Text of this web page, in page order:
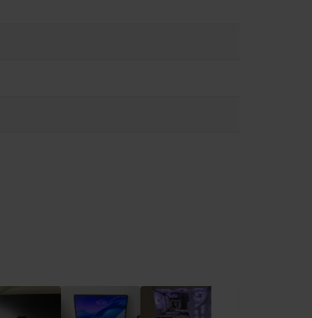
възможността от прегряване или наранявания,
компоненти и антени, които излъчват
и производителя на медицинското устройство за